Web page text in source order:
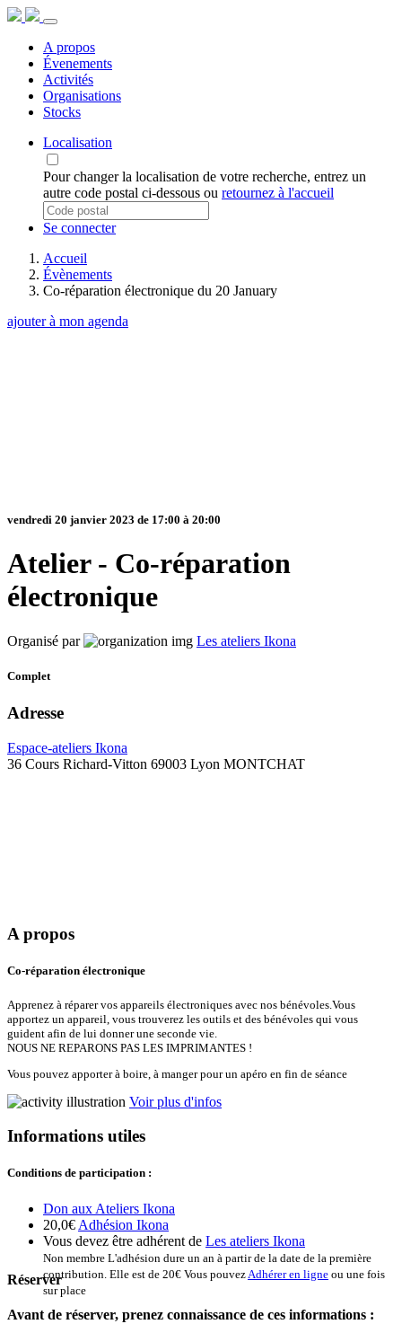
A propos
Évenements
Activités
Organisations
Stocks
Localisation
Pour changer la localisation de votre recherche, entrez un
autre code postal ci-dessous ou retournez à l'accueil
Se connecter
Accueil
Évènements
Co-réparation électronique du 20 January
ajouter à mon agenda
vendredi 20 janvier 2023 de 17:00 à 20:00
Atelier - Co-réparation
électronique
Organisé par Les ateliers Ikona
Complet
Adresse
Espace-ateliers Ikona
36 Cours Richard-Vitton 69003 Lyon MONTCHAT
A propos
Co-réparation électronique
Apprenez à réparer vos appareils électroniques avec nos bénévoles.Vous
apportez un appareil, vous trouverez les outils et des bénévoles qui vous
guident afin de lui donner une seconde vie.
NOUS NE REPARONS PAS LES IMPRIMANTES !
Vous pouvez apporter à boire, à manger pour un apéro en fin de séance
Voir plus d'infos
Informations utiles
Conditions de participation :
Don aux Ateliers Ikona
20,0€ Adhésion Ikona
Vous devez être adhérent de Les ateliers Ikona
Non membre L'adhésion dure un an à partir de la date de la première
contribution. Elle est de 20€ Vous pouvez Adhérer en ligne ou une fois
sur place
Réserver
Avant de réserver, prenez connaissance de ces informations :